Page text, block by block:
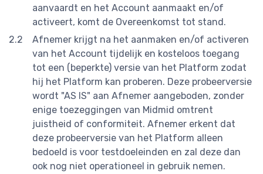
aanvaardt en het Account aanmaakt en/of
activeert, komt de Overeenkomst tot stand.
Afnemer krijgt na het aanmaken en/of activeren
van het Account tijdelijk en kosteloos toegang
tot een (beperkte) versie van het Platform zodat
hij het Platform kan proberen. Deze probeerversie
wordt "AS IS" aan Afnemer aangeboden, zonder
enige toezeggingen van Midmid omtrent
juistheid of conformiteit. Afnemer erkent dat
deze probeerversie van het Platform alleen
bedoeld is voor testdoeleinden en zal deze dan
ook nog niet operationeel in gebruik nemen.